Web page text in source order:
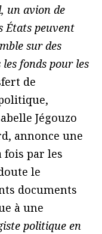
un avion de
États peuvent
sur des
fonds pour les
de
Jégouzo
annonce une
fois par les
le
documents
à une
politique en